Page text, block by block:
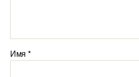
Имя *